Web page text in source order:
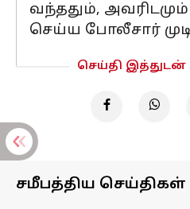
வந்ததும்,
செய்ய போலீசார்
செய்தி இத்துடன்
சமீபத்திய செய்திகள்